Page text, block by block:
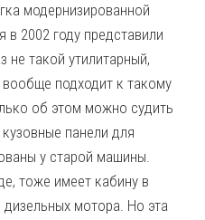
модернизированной
2002 году представили
не такой утилитарный,
подходит к такому
об этом можно судить
панели для
у старой машины.
тоже имеет кабину в
мотора. Но эта